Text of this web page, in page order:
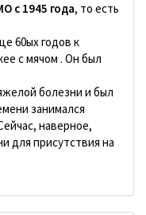
с 1945 года, то есть
60ых годов к
с мячом . Он был
болезни и был
занимался
наверное,
для присутствия на